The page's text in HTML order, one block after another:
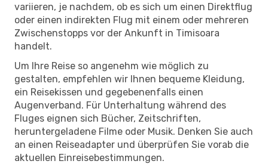
variieren, je nachdem, ob es sich um einen Direktflug
oder einen indirekten Flug mit einem oder mehreren
Zwischenstopps vor der Ankunft in Timisoara
handelt.
Um Ihre Reise so angenehm wie möglich zu
gestalten, empfehlen wir Ihnen bequeme Kleidung,
ein Reisekissen und gegebenenfalls einen
Augenverband. Für Unterhaltung während des
Fluges eignen sich Bücher, Zeitschriften,
heruntergeladene Filme oder Musik. Denken Sie auch
an einen Reiseadapter und überprüfen Sie vorab die
aktuellen Einreisebestimmungen.